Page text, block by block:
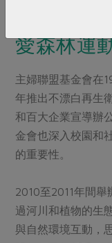
愛森林運
主婦聯盟基金會在
年推出不漂白再生
和百大企業宣導辦
金會也深入校園和
的重要性。
2010至2011年間
過河川和植物的生
與自然環境互動，